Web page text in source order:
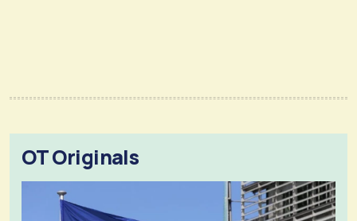
OT Originals